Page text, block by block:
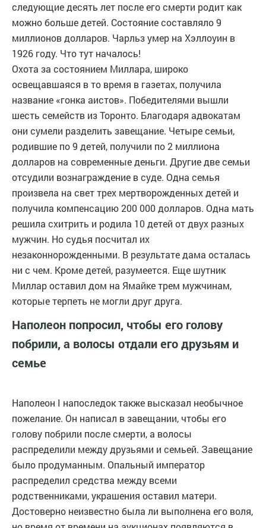
следующие десять лет после его смерти родит как
можно больше детей. Состояние составляло 9
миллионов долларов. Чарльз умер на Хэллоуин в
1926 году. Что тут началось!
Охота за состоянием Миллара, широко
освещавшаяся в то время в газетах, получила
название «гонка аистов». Победителями вышли
шесть семейств из Торонто. Благодаря адвокатам
они сумели разделить завещание. Четыре семьи,
родившие по 9 детей, получили по 2 миллиона
долларов на современные деньги. Другие две семьи
отсудили вознаграждение в суде. Одна семья
произвела на свет трех мертворожденных детей и
получила компенсацию 200 000 долларов. Одна мать
решила схитрить и родила 10 детей от двух разных
мужчин. Но судья посчитал их
незаконнорожденными. В результате дама осталась
ни с чем. Кроме детей, разумеется. Еще шутник
Миллар оставил дом на Ямайке трем мужчинам,
которые терпеть не могли друг друга.
Наполеон попросил, чтобы его голову
побрили, а волосы отдали его друзьям и
семье
Наполеон I напоследок также высказал необычное
пожелание. Он написал в завещании, чтобы его
голову побрили после смерти, а волосы
распределили между друзьями и семьей. Завещание
было продуманным. Опальный император
распределил средства между всеми
родственниками, украшения оставил матери.
Достоверно неизвестно была ли выполнена его воля,